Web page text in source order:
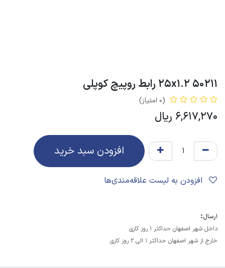
50211 25x1.2 رابط روپیچ کوپلی
(0 امتیاز)
6,617,270 ریال
افزودن سبد خرید
ارسال:
داخل شهر اصفهان حداکثر 1 روز کاری
خارج از شهر اصفهان حداکثر 1 الی 2 روز کاری